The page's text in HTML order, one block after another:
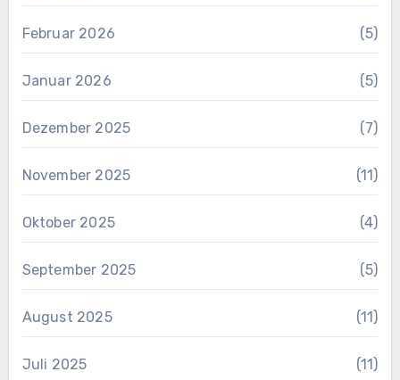
Februar 2026 (5)
Januar 2026 (5)
Dezember 2025 (7)
November 2025 (11)
Oktober 2025 (4)
September 2025 (5)
August 2025 (11)
Juli 2025 (11)